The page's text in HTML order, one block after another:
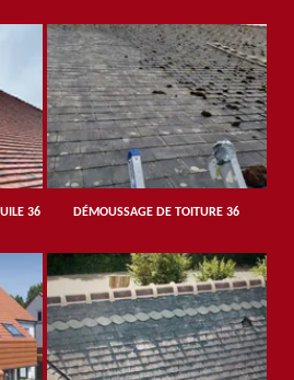
36 DÉMOUSSAGE DE TOITURE 36